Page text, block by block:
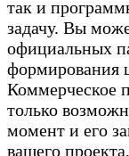
так и
задачу. Вы
официальных
формирования
Коммерческое
только
момент и его
вашего